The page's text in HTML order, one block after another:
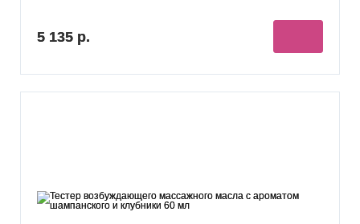
5 135 р.